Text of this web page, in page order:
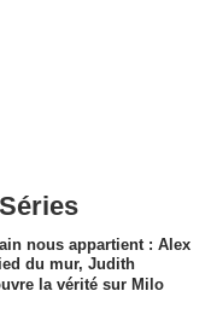
nous appartient : Alex
du mur, Judith
la vérité sur Milo